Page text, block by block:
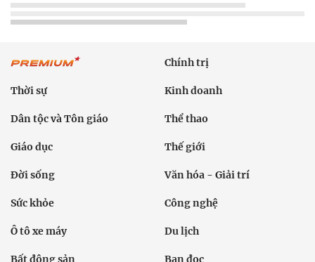
Chính trị
Thời sự Kinh doanh
Dân tộc và Tôn giáo Thể thao
Giáo dục Thế giới
Đời sống Văn hóa - Giải trí
Sức khỏe Công nghệ
Ô tô xe máy Du lịch